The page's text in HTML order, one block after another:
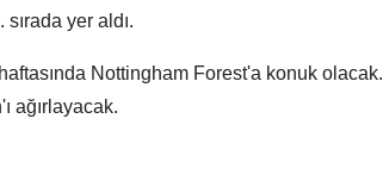
yer aldı.
Nottingham Forest'a konuk olacak.
ağırlayacak.